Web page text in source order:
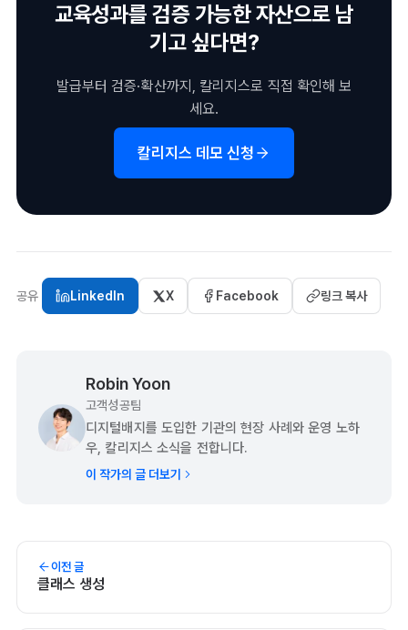
교육성과를 검증 가능한 자산으로 남
기고 싶다면?
발급부터 검증·확산까지, 칼리지스로 직접 확인해 보
세요.
칼리지스 데모 신청
공유 LinkedIn X Facebook 링크 복사
Robin Yoon
고객성공팀
디지털배지를 도입한 기관의 현장 사례와 운영 노하
우, 칼리지스 소식을 전합니다.
이 작가의 글 더보기
이전 글
클래스 생성